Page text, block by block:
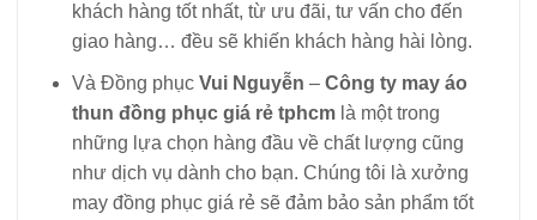
khách hàng tốt nhất, từ ưu đãi, tư vấn cho đến
giao hàng… đều sẽ khiến khách hàng hài lòng.
Và Đồng phục Vui Nguyễn – Công ty may áo
thun đồng phục giá rẻ tphcmlà một trong
những lựa chọn hàng đầu về chất lượng cũng
như dịch vụ dành cho bạn. Chúng tôi là xưởng
may đồng phục giá rẻ sẽ đảm bảo sản phẩm tốt